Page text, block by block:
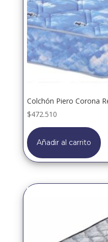
Colchón Piero Corona
$472.510
Añadir al carrito